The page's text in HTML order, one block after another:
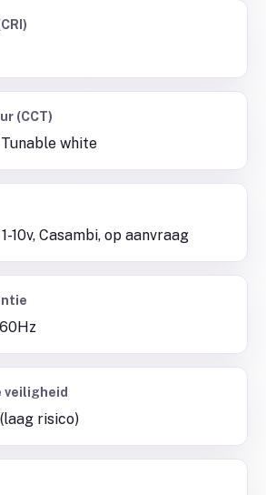
(CCT)
white
10v, Casambi, op aanvraag
veiligheid
(laag risico)